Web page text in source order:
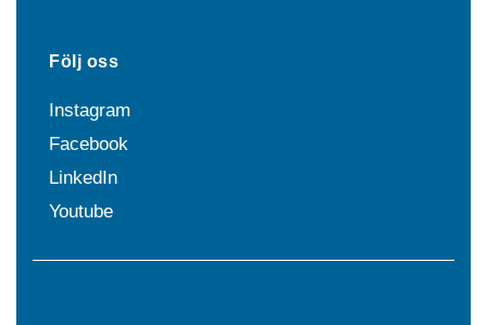
Följ oss
Instagram
Facebook
LinkedIn
Youtube